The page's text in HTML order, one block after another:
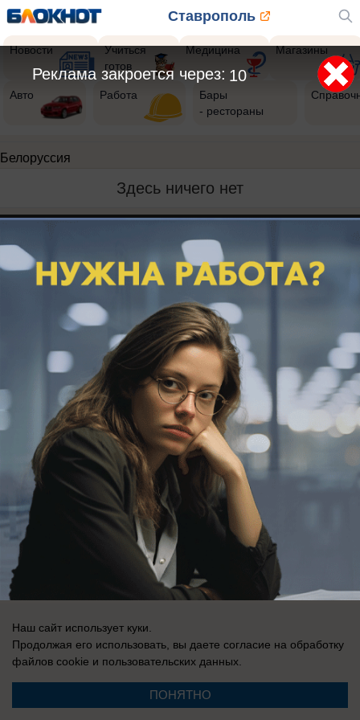
Ставрополь
Новости
Учиться
готов
Медицина Магазины
Авто Работа
Бары
- рестораны
Белоруссия
Здесь ничего нет
Реклама на сайте
Вакансии
СМИ Блокнот Ставрополь зарегистрировано Федеральной службой по
надзору в сфере связи, информационных технологий и массовых
коммуникаций (Роскомнадзор). Реестровая запись о регистрации СМИ:
Эл № ФС77-76032 от 12 июля 2019 г. (Первоначальное свидетельство
Эл № ФС77-62273 от 03 июля 2015 г.)
Наш сайт использует куки.
Продолжая его использовать, вы даете согласие на обработку
файлов cookie и пользовательских данных.
ПОНЯТНО
10
Реклама закроется через: